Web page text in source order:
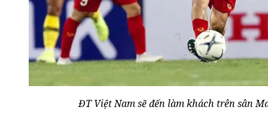
ĐT Việt Nam sẽ đến làm khách trên sân